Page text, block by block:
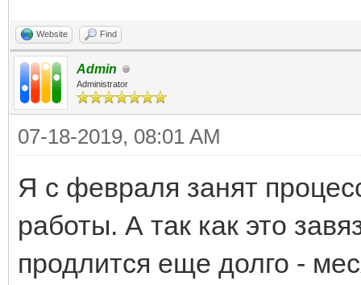
Website Find
Admin
Administrator
07-18-2019, 08:01 AM
Я с февраля занят
работы. А так как это
продлится еще долго -